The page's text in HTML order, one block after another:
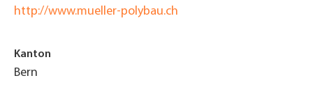
http://www.mueller-polybau.ch
Kanton
Bern